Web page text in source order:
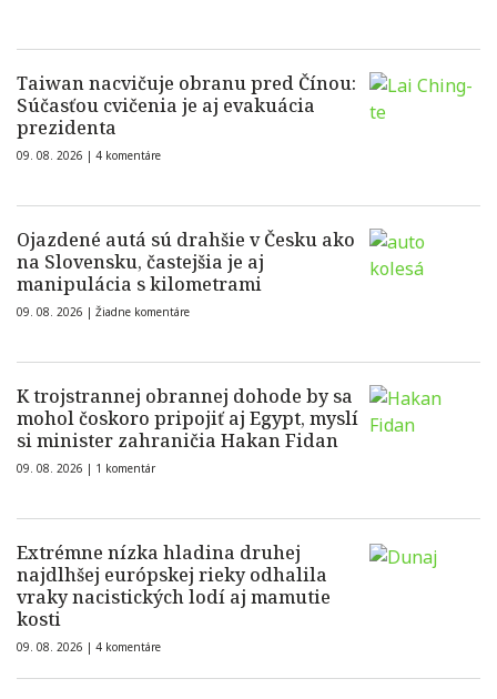
Taiwan nacvičuje obranu pred Čínou:
Súčasťou cvičenia je aj evakuácia
prezidenta
09. 08. 2026 | 4 komentáre
Ojazdené autá sú drahšie v Česku ako
na Slovensku, častejšia je aj
manipulácia s kilometrami
09. 08. 2026 | Žiadne komentáre
K trojstrannej obrannej dohode by sa
mohol čoskoro pripojiť aj Egypt, myslí
si minister zahraničia Hakan Fidan
09. 08. 2026 | 1 komentár
Extrémne nízka hladina druhej
najdlhšej európskej rieky odhalila
vraky nacistických lodí aj mamutie
kosti
09. 08. 2026 | 4 komentáre